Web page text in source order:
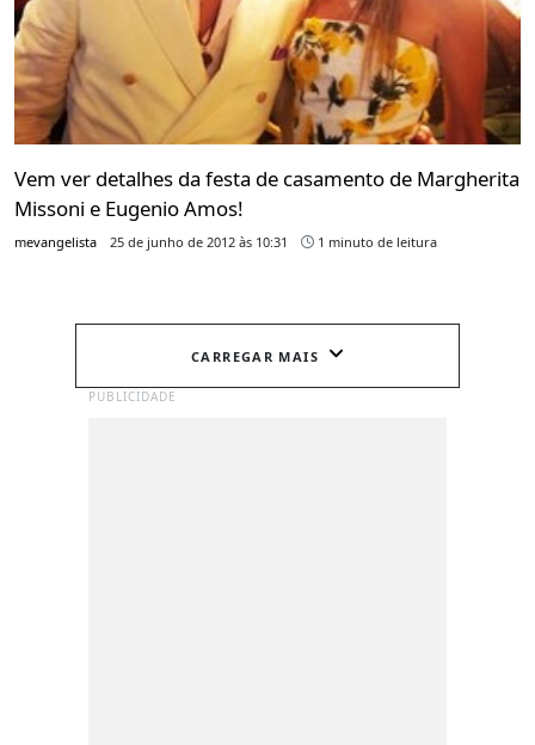
Vem ver detalhes da festa de casamento de Margherita
Missoni e Eugenio Amos!
mevangelista 25 de junho de 2012 às 10:31 1 minuto de leitura
CARREGAR MAIS
PUBLICIDADE